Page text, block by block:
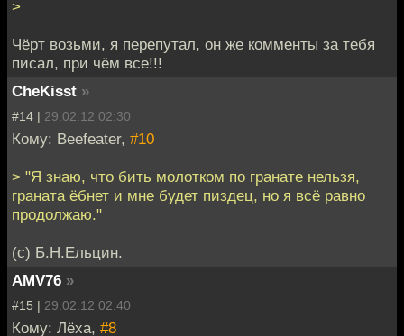
>
Чёрт возьми, я перепутал, он же комменты за тебя
писал, при чём все!!!
CheKisst »
#14 | 29.02.12 02:30
Кому: Beefeater, #10
> "Я знаю, что бить молотком по гранате нельзя,
граната ёбнет и мне будет пиздец, но я всё равно
продолжаю."
(c) Б.Н.Ельцин.
AMV76 »
#15 | 29.02.12 02:40
Кому: Лёха, #8